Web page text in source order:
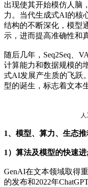
出现使其开始模仿人脑
力。当代生成式AI的核
结构的不断深化，模型
示，进而提高准确性和
随后几年，Seq2Seq、
计算能力和数据规模的
式AI发展产生质的飞跃
型的诞生，标志着文本
1、模型、算力、生态
1）算法及模型的快速进
GenAI在文本领域取得
的发布和2022年